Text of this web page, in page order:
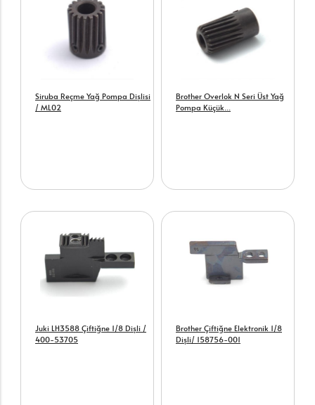
Siruba Reçme Yağ Pompa Dişlisi
/ ML02
Brother Overlok N Seri Üst Yağ
Pompa Küçük...
Juki LH3588 Çiftiğne 1/8 Dişli /
400-53705
Brother Çiftiğne Elektronik 1/8
Dişli/ 158756-001